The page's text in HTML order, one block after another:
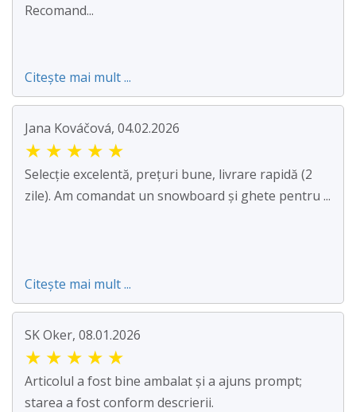
Recomand...
Citește mai mult ...
Jana Kováčová, 04.02.2026
★ ★ ★ ★ ★
Selecție excelentă, prețuri bune, livrare rapidă (2
zile). Am comandat un snowboard și ghete pentru ...
Citește mai mult ...
SK Oker, 08.01.2026
★ ★ ★ ★ ★
Articolul a fost bine ambalat și a ajuns prompt;
starea a fost conform descrierii.